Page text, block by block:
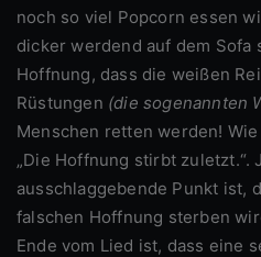
noch so viel Popcorn essen
dicker werdend auf dem Sofa
Hoffnung, dass die weißen
Rüstungen (die sogenannten
Menschen retten werden!
„Die Hoffnung stirbt zuletzt.“.
ausschlaggebende Punkt ist,
falschen Hoffnung sterben
Ende vom Lied ist, dass eine